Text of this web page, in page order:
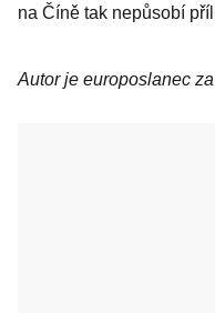
na Číně tak nepůsobí
Autor je europoslanec